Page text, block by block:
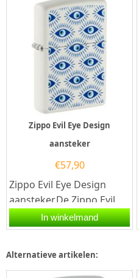
heeft een...
Zippo Evil Eye Design
aansteker
€57,90
Zippo Evil Eye Design
aansteker.De Zippo Evil
Eye Design aansteker
heeft mat witte afwerking
In winkelmand
Alternatieve artikelen: